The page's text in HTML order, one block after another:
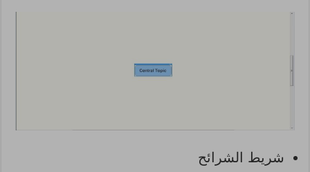
شريط الشرائح